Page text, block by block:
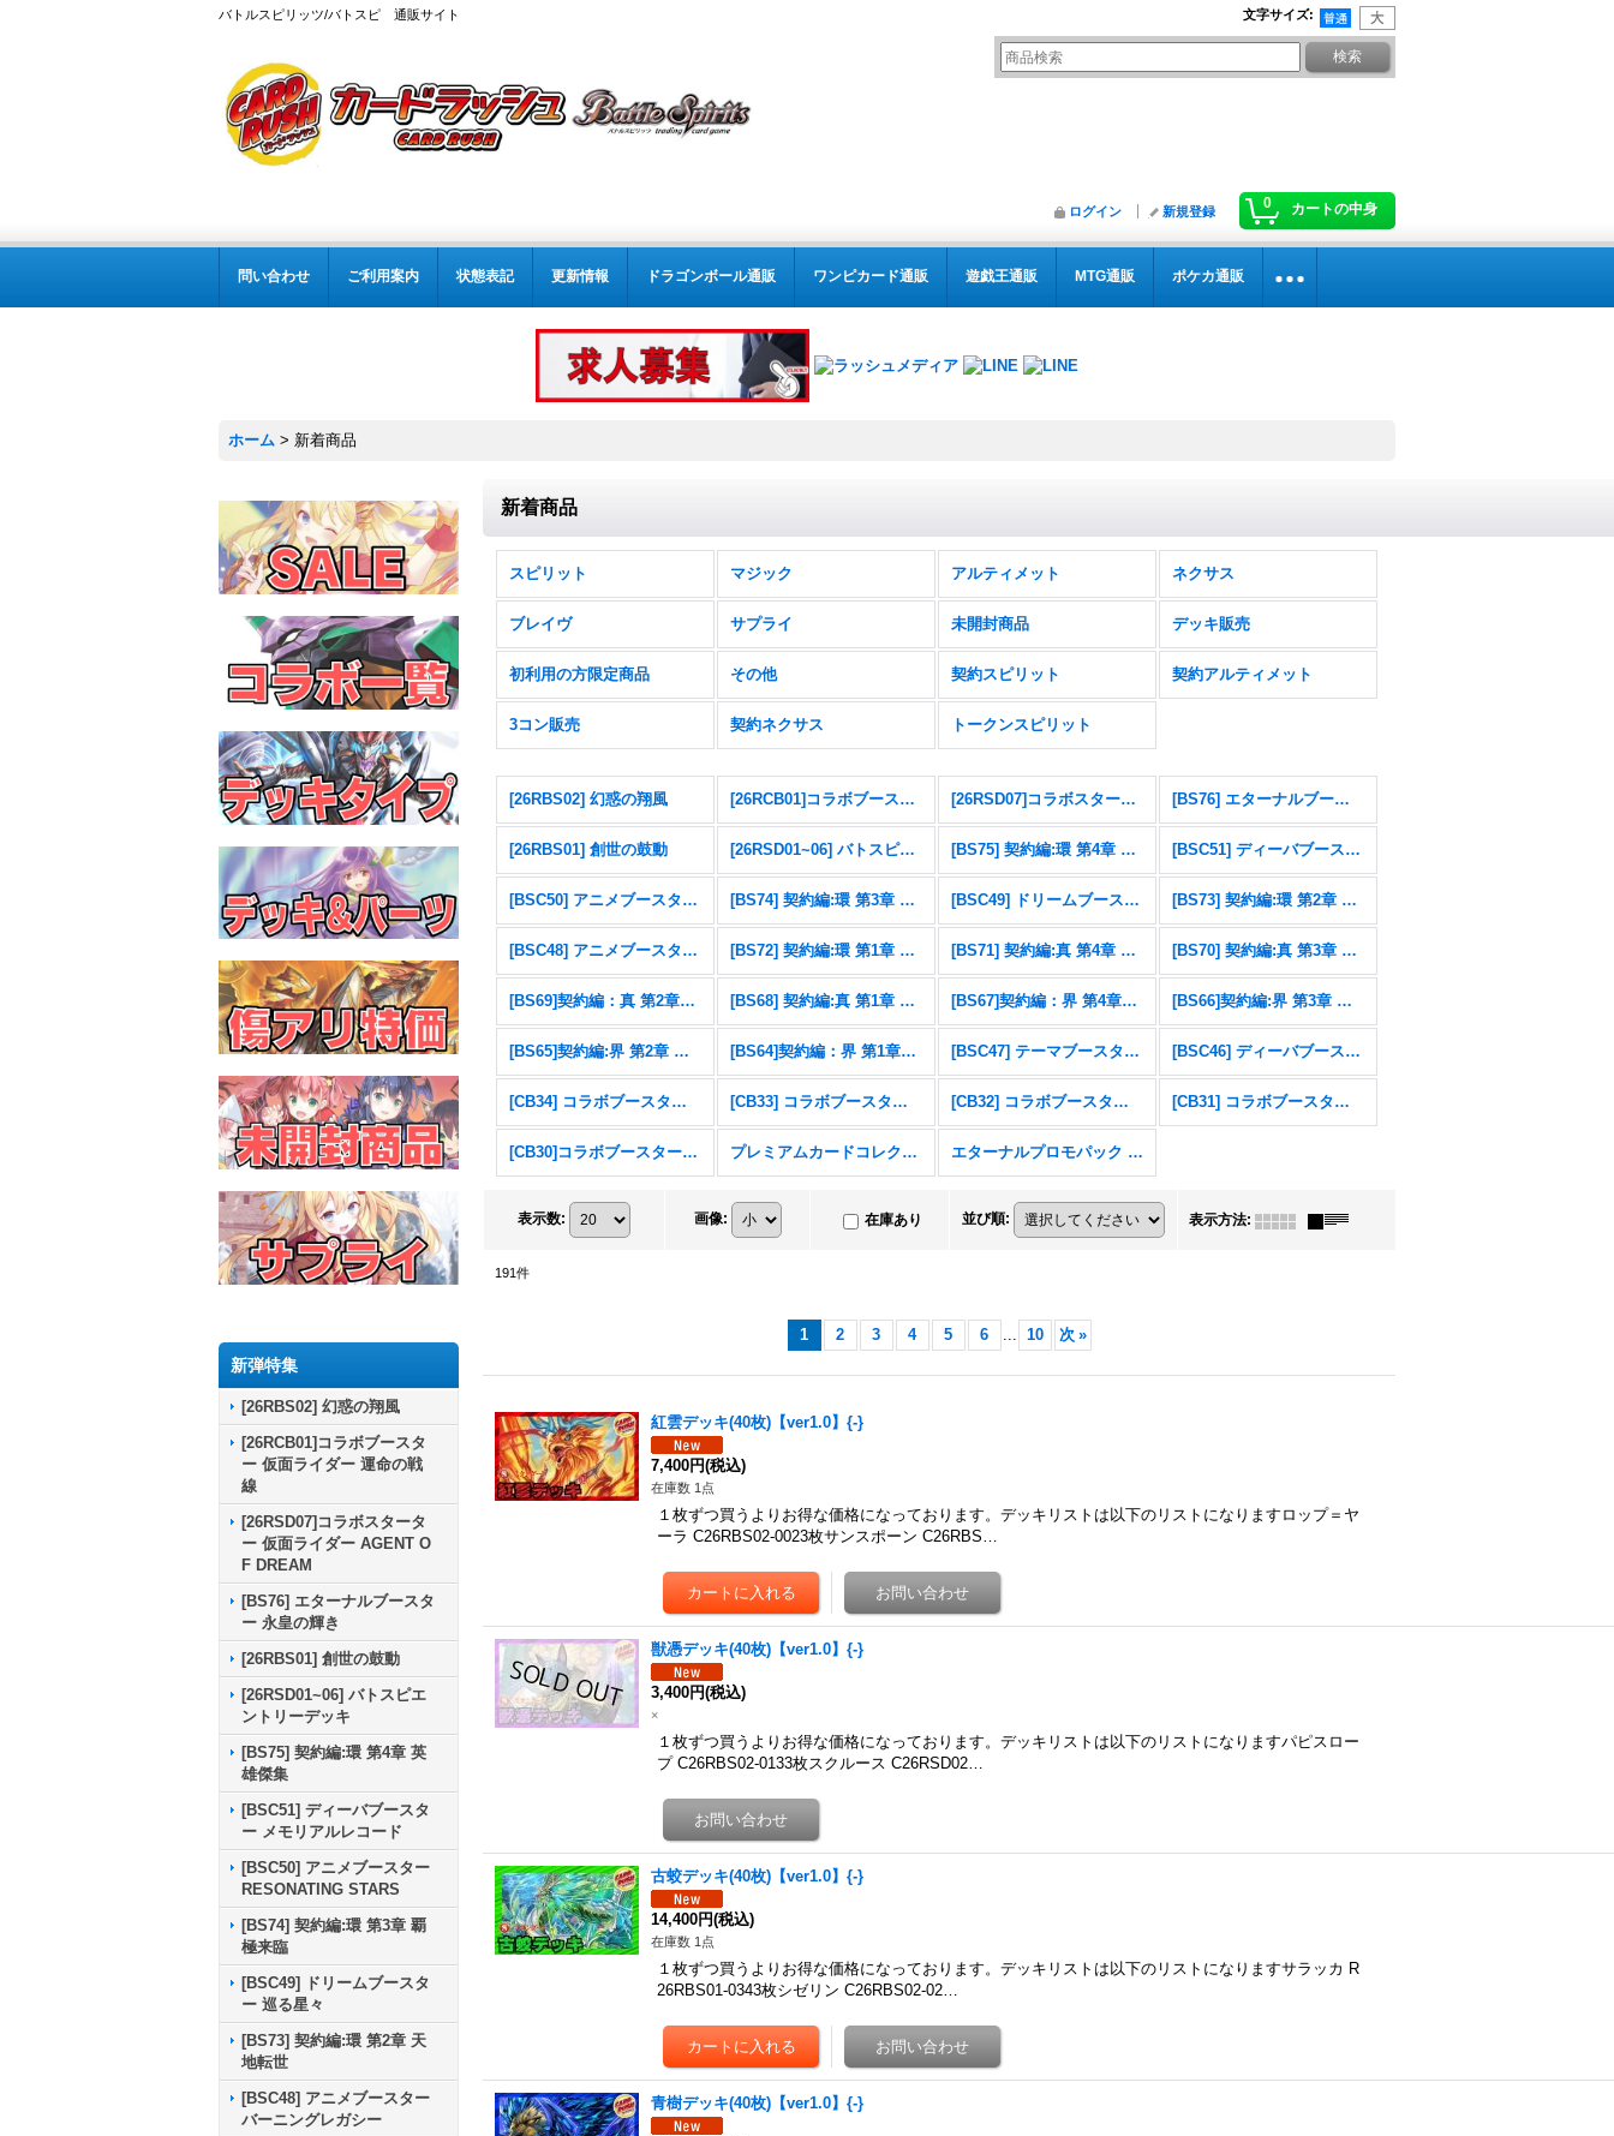
バトルスピリッツ/バトスピ 通販サイト 文字サイズ:
0 カートの中身
ログイン 新規登録
問い合わせ ご利用案内 状態表記 更新情報 ドラゴンボール通販 ワンピカード通販 遊戯王通販 MTG通販 ポケカ通販
ホーム > 新着商品
新弾特集
[26RBS02] 幻惑の翔風
[26RCB01]コラボブースタ
ー 仮面ライダー 運命の戦
線
[26RSD07]コラボスタータ
ー 仮面ライダー AGENT O
F DREAM
[BS76] エターナルブースタ
ー 永皇の輝き
[26RBS01] 創世の鼓動
[26RSD01~06] バトスピエ
ントリーデッキ
[BS75] 契約編:環 第4章 英
雄傑集
[BSC51] ディーバブースタ
ー メモリアルレコード
[BSC50] アニメブースター
RESONATING STARS
[BS74] 契約編:環 第3章 覇
極来臨
[BSC49] ドリームブースタ
ー 巡る星々
[BS73] 契約編:環 第2章 天
地転世
[BSC48] アニメブースター
バーニングレガシー
新着商品
スピリット マジック アルティメット ネクサス
ブレイヴ サプライ 未開封商品 デッキ販売
初利用の方限定商品 その他 契約スピリット 契約アルティメット
3コン販売 契約ネクサス トークンスピリット
[26RBS02] 幻惑の翔風 [26RCB01]コラボブースター 仮面ライダー 運命の戦線 [26RSD07]コラボスターター 仮面ライダー AGENT OF DREAM [BS76] エターナルブースター 永皇の輝き
[26RBS01] 創世の鼓動 [26RSD01~06] バトスピエントリーデッキ [BS75] 契約編:環 第4章 英雄傑集 [BSC51] ディーバブースター メモリアルレコード
[BSC50] アニメブースター RESONATING STARS [BS74] 契約編:環 第3章 覇極来臨 [BSC49] ドリームブースター 巡る星々 [BS73] 契約編:環 第2章 天地転世
[BSC48] アニメブースター バーニングレガシー [BS72] 契約編:環 第1章 廻帰再醒 [BS71] 契約編:真 第4章 神王の帰還 [BS70] 契約編:真 第3章 全天の覇神
[BS69]契約編：真 第2章：原初の襲来 [BS68] 契約編:真 第1章 神々の戦い [BS67]契約編：界 第4章：界導 [BS66]契約編:界 第3章 紡約
[BS65]契約編:界 第2章 極争 [BS64]契約編：界 第1章：閃刃 [BSC47] テーマブースター REBIRTH OF LEGENDS [BSC46] ディーバブースター 10thアフターパーティ
[CB34] コラボブースター 仮面ライダー 善悪の選択 [CB33] コラボブースター ペルソナ３ リロード [CB32] コラボブースター ウルトラマン イマジネーションパワー [CB31] コラボブースター 仮面ライダー Exceed the limit
[CB30]コラボブースター 仮面ライダー 〜神秘なる願い〜 プレミアムカードコレクション三賢神 エターナルプロモパック Vol.1
表示数: 画像: 在庫あり 並び順: 表示方法:
191 件
1 2 3 4 5 6 ... 10 次 »
紅雲デッキ(40枚)【ver1.0】{-}
7,400円(税込)
在庫数 1点
１枚ずつ買うよりお得な価格になっております。デッキリストは以下のリストになりますロップ＝ヤ
ーラ C26RBS02-0023枚サンスポーン C26RBS…
獣憑デッキ(40枚)【ver1.0】{-}
3,400円(税込)
×
１枚ずつ買うよりお得な価格になっております。デッキリストは以下のリストになりますパピスロー
プ C26RBS02-0133枚スクルース C26RSD02…
古蛟デッキ(40枚)【ver1.0】{-}
14,400円(税込)
在庫数 1点
１枚ずつ買うよりお得な価格になっております。デッキリストは以下のリストになりますサラッカ R
26RBS01-0343枚シゼリン C26RBS02-02…
青樹デッキ(40枚)【ver1.0】{-}